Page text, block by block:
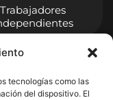
tecnologías como las
del dispositivo. El
Trabajadores